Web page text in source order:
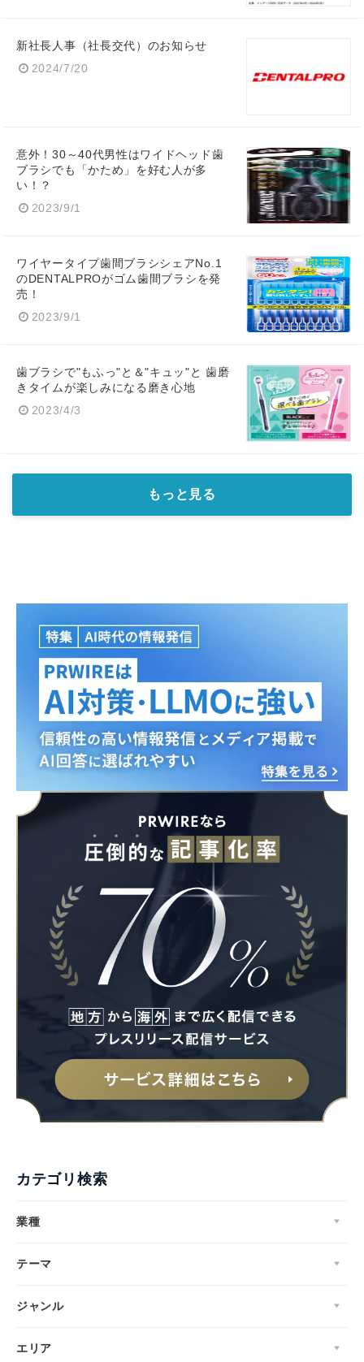
新社長人事（社長交代）のお知らせ
2024/7/20
意外！30～40代男性はワイドヘッド歯
ブラシでも「かため」を好む人が多
い！？
2023/9/1
ワイヤータイプ歯間ブラシシェアNo.1
のDENTALPROがゴム歯間ブラシを発
売！
2023/9/1
歯ブラシで"もふっ"と＆"キュッ"と 歯磨
きタイムが楽しみになる磨き心地
2023/4/3
もっと見る
カテゴリ検索
業種
テーマ
ジャンル
エリア